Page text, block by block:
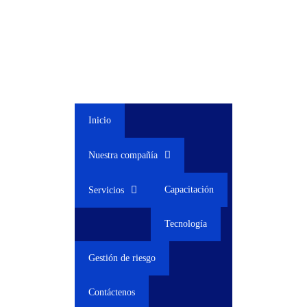
Inicio
Nuestra compañía
Servicios Capacitación
Tecnología
Gestión de riesgo
Contáctenos